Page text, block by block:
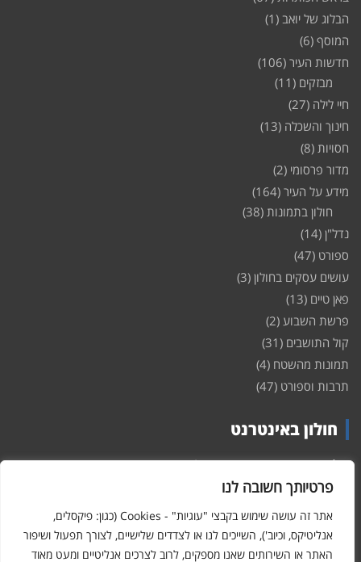
פרטיותך חשובה לנו
אתר זה עושה שימוש בקבצי "עוגיות" - Cookies (כגון: פיקסלים,
אנליטיקס, וכיוב'), השייכים לנו או לצדדים שלישיים, לצורך תפעול ושיפור
האתר או השירותים שאנו מספקים, לרוב לצרכים אנליטיים ומעט מאוד
הבלוג של יואב (1)
המוסף (6)
חדשות העיר (106)
מבזקים (11)
חיי לילה (27)
חינוך והשכלה (13)
חסויות (8)
מדור פרסומי (2)
מידע על העיר (164)
חולון בתמונות (38)
נדל"ן (14)
ספורט (47)
עושים עסקים בחולון (3)
פאן טיים (13)
פרשת השבוע (2)
קול התושבים (31)
תמונות מהשטח (4)
תרבות וספורט (47)
חולון באינטרנט
חולוןבאינטרנט – האתר שמביא לכם עדכונים ומידע מהשטח מהעיר
חולון. במה פתוחה לקול תושבי חולון באינטרנט, מידע על
ופרוייקטים חדשים בעיר, חיי לילה, וכן טורי דעה, עסקים בחולון, ודיונים על
הנעשה בעיר. אתם מוזמנים ומוזמנות להשתתף בדיון ולשלוח לנו כתבות
ואף להגיב על הכתבות המפורסמות באתר.